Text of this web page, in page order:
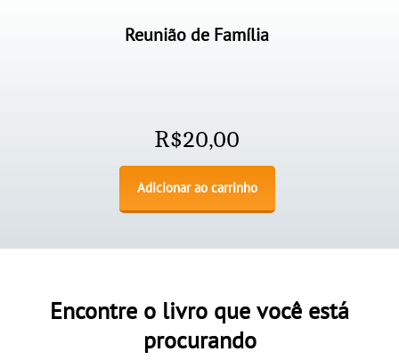
Reunião de Família
R$20,00
Adicionar ao carrinho
Encontre o livro que você está
procurando